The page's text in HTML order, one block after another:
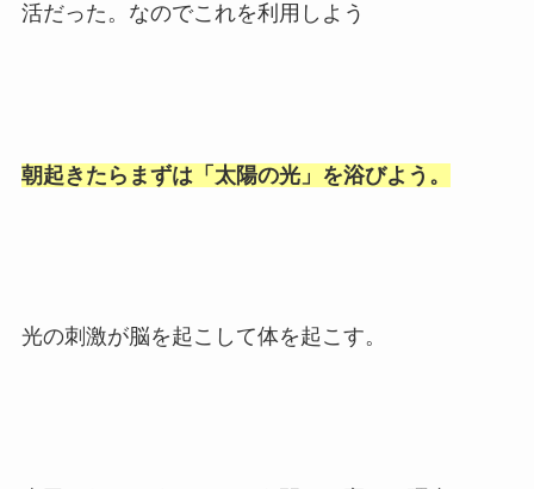
活だった。なのでこれを利用しよう
朝起きたらまずは「太陽の光」を浴びよう。
光の刺激が脳を起こして体を起こす。